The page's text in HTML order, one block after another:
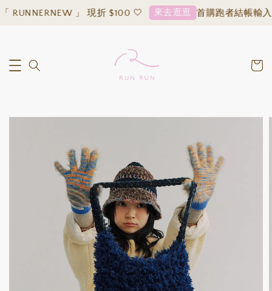
RUNNERNEW 」 現折 $100 🤍 來去逛逛 首購跑者結帳輸